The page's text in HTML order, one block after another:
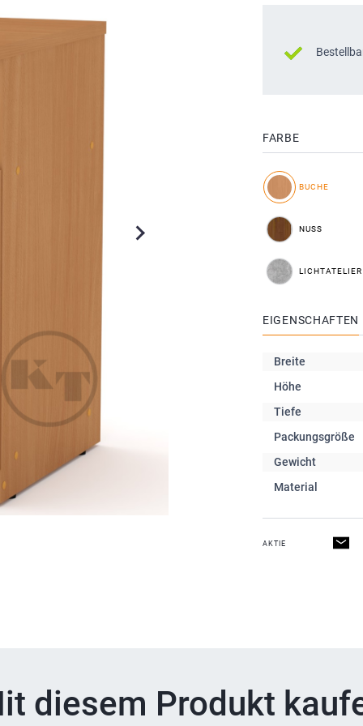
FARBE
BUCHE
NUSS
LICHTATELIER
EIGENSCHAFTEN
Breite
Höhe
Tiefe
Packungsgröße
Gewicht
Material
AKTIE
diesem Produkt